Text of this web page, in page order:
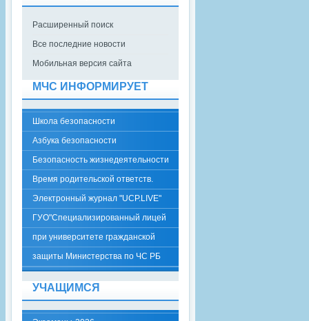
Расширенный поиск
Все последние новости
Мобильная версия сайта
МЧС ИНФОРМИРУЕТ
Школа безопасности
Азбука безопасности
Безопасность жизнедеятельности
Время родительской ответств.
Электронный журнал "UCP.LIVE"
ГУО"Специализированный лицей
при университете гражданской
защиты Министерства по ЧС РБ
УЧАЩИМСЯ